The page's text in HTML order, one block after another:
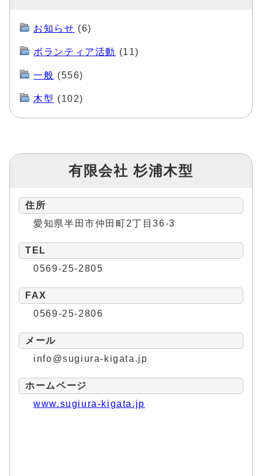
お知らせ (6)
ボランティア活動 (11)
一般 (556)
木型 (102)
有限会社 杉浦木型
住所
愛知県半田市仲田町2丁目36-3
TEL
0569-25-2805
FAX
0569-25-2806
メール
info@sugiura-kigata.jp
ホームページ
www.sugiura-kigata.jp